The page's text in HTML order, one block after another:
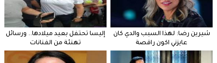
شيرين رضا: لهذا السبب والدي كان
عايزني اكون راقصة
إليسا تحتفل بعيد ميلادها.. ورسائل
تهنئة من الفنانات